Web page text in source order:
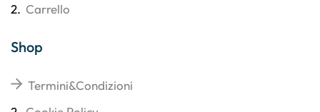
2. Carrello
Shop
Termini&Condizioni